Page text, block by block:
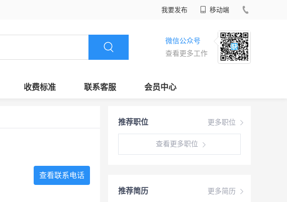
我要发布 移动端
微信公众号
查看更多工作
收费标准 联系客服 会员中心
更多职位
推荐职位
查看更多职位
更多简历
推荐简历
查看联系电话